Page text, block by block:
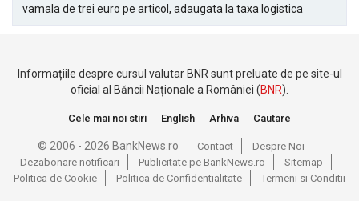
vamala de trei euro pe articol, adaugata la taxa logistica
Informațiile despre cursul valutar BNR sunt preluate de pe site-ul
oficial al Băncii Naționale a României (BNR).
Cele mai noi stiri English Arhiva Cautare
© 2006 - 2026 BankNews.ro Contact
Despre Noi
Dezabonare notificari
Publicitate pe BankNews.ro
Sitemap
Politica de Cookie
Politica de Confidentialitate Termeni si Conditii